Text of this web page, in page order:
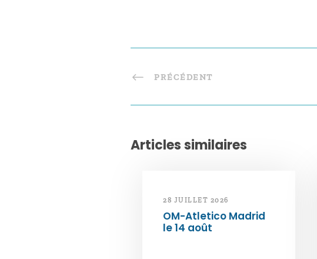
PRÉCÉDENT
Articles similaires
28 JUILLET 2026
OM-Atletico Madrid
le 14 août